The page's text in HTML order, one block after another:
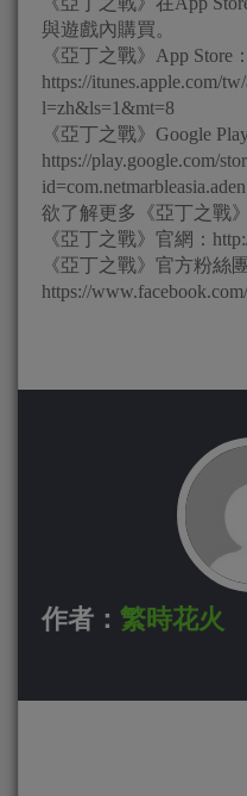
與遊戲內購買。
《亞丁之戰》App Store：
https://itunes.apple.com/
l=zh&ls=1&mt=8
《亞丁之戰》Google Play
https://play.google.com/
id=com.netmarbleasia.aden
欲了解更多《亞丁之戰
《亞丁之戰》官網：
《亞丁之戰》官方粉絲
https://
作者： 繁時花火